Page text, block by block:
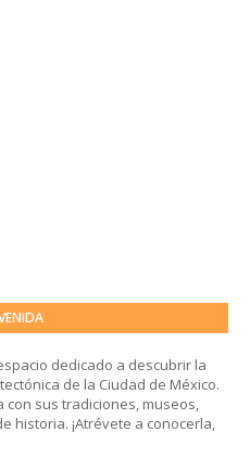
dedicado a descubrir la
de la Ciudad de México.
sus tradiciones, museos,
historia. ¡Atrévete a conocerla,